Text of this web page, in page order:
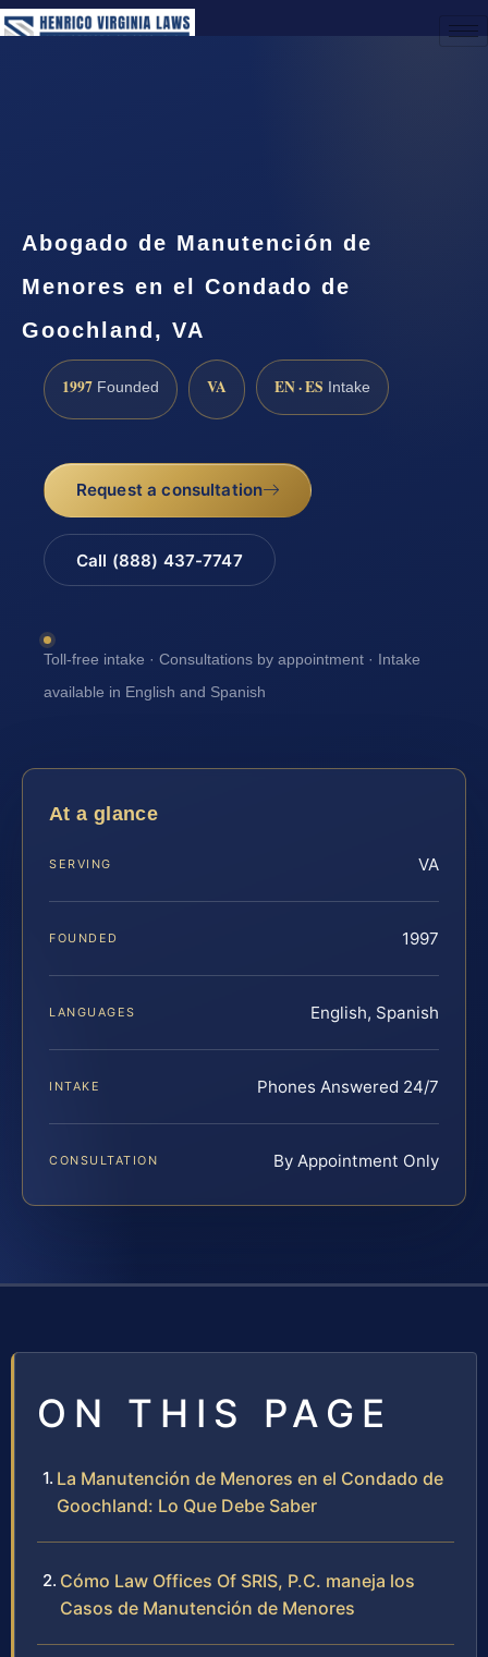
Abogado de Manutención de
Menores en el Condado de
Goochland, VA
1997 Founded VA EN · ES Intake
Request a consultation
Call (888) 437-7747
Toll-free intake · Consultations by appointment · Intake
available in English and Spanish
At a glance
SERVING VA
FOUNDED 1997
LANGUAGES English, Spanish
INTAKE Phones Answered 24/7
CONSULTATION By Appointment Only
ON THIS PAGE
La Manutención de Menores en el Condado de
Goochland: Lo Que Debe Saber
Cómo Law Offices Of SRIS, P.C. maneja los
Casos de Manutención de Menores